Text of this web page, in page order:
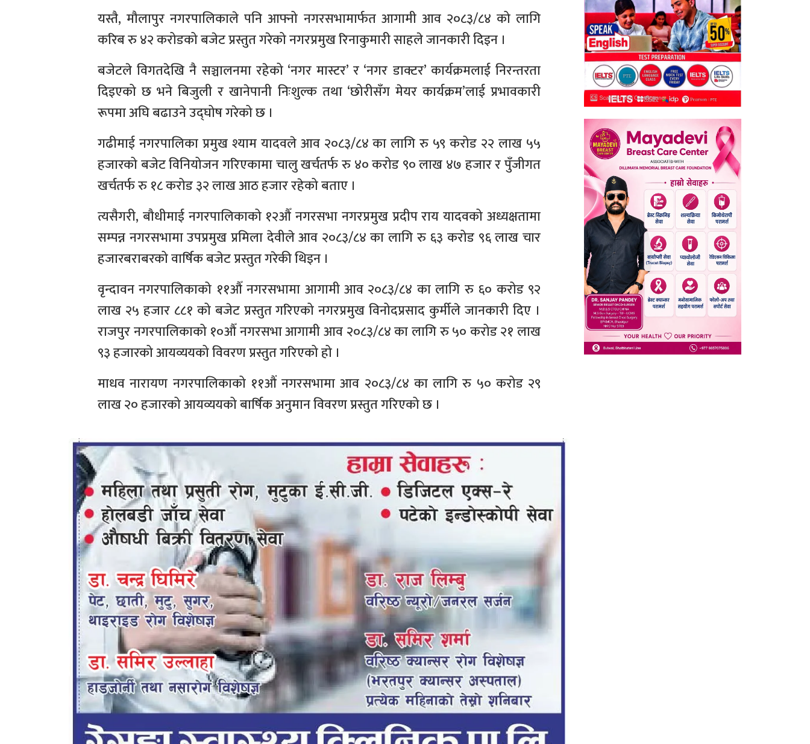
यस्तै, मौलापुर नगरपालिकाले पनि आफ्नो नगरसभामार्फत आगामी आव २०८३/८४ को लागि
करिब रु ४२ करोडको बजेट प्रस्तुत गरेको नगरप्रमुख रिनाकुमारी साहले जानकारी दिइन ।
बजेटले विगतदेखि नै सञ्चालनमा रहेको ‘नगर मास्टर’ र ‘नगर डाक्टर’ कार्यक्रमलाई निरन्तरता
दिइएको छ भने बिजुली र खानेपानी निःशुल्क तथा ‘छोरीसँग मेयर कार्यक्रम’लाई प्रभावकारी
रूपमा अघि बढाउने उद्घोष गरेको छ ।
गढीमाई नगरपालिका प्रमुख श्याम यादवले आव २०८३/८४ का लागि रु ५९ करोड २२ लाख ५५
हजारको बजेट विनियोजन गरिएकामा चालु खर्चतर्फ रु ४० करोड ९० लाख ४७ हजार र पुँजीगत
खर्चतर्फ रु १८ करोड ३२ लाख आठ हजार रहेको बताए ।
त्यसैगरी, बौधीमाई नगरपालिकाको १२औँ नगरसभा नगरप्रमुख प्रदीप राय यादवको अध्यक्षतामा
सम्पन्न नगरसभामा उपप्रमुख प्रमिला देवीले आव २०८३/८४ का लागि रु ६३ करोड ९६ लाख चार
हजारबराबरको वार्षिक बजेट प्रस्तुत गरेकी थिइन ।
वृन्दावन नगरपालिकाको ११औँ नगरसभामा आगामी आव २०८३/८४ का लागि रु ६० करोड ९२
लाख २५ हजार ८८१ को बजेट प्रस्तुत गरिएको नगरप्रमुख विनोदप्रसाद कुर्मीले जानकारी दिए ।
राजपुर नगरपालिकाको १०औँ नगरसभा आगामी आव २०८३/८४ का लागि रु ५० करोड २१ लाख
९३ हजारको आयव्ययको विवरण प्रस्तुत गरिएको हो ।
माधव नारायण नगरपालिकाको ११औं नगरसभामा आव २०८३/८४ का लागि रु ५० करोड २९
लाख २० हजारको आयव्ययको बार्षिक अनुमान विवरण प्रस्तुत गरिएको छ ।